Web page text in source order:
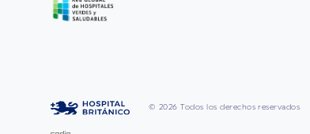
© 2026 Todos los derechos reservados